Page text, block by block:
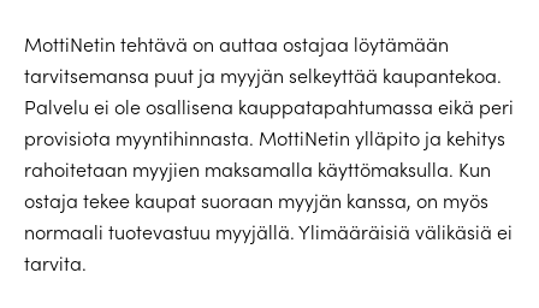
MottiNetin tehtävä on auttaa ostajaa löytämään
tarvitsemansa puut ja myyjän selkeyttää kaupantekoa.
Palvelu ei ole osallisena kauppatapahtumassa eikä peri
provisiota myyntihinnasta. MottiNetin ylläpito ja kehitys
rahoitetaan myyjien maksamalla käyttömaksulla. Kun
ostaja tekee kaupat suoraan myyjän kanssa, on myös
normaali tuotevastuu myyjällä. Ylimääräisiä välikäsiä ei
tarvita.